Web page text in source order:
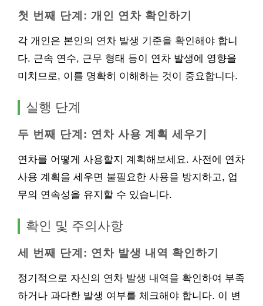
첫 번째 단계: 개인 연차 확인하기
각 개인은 본인의 연차 발생 기준을 확인해야 합니
다. 근속 연수, 근무 형태 등이 연차 발생에 영향을
미치므로, 이를 명확히 이해하는 것이 중요합니다.
실행 단계
두 번째 단계: 연차 사용 계획 세우기
연차를 어떻게 사용할지 계획해보세요. 사전에 연차
사용 계획을 세우면 불필요한 사용을 방지하고, 업
무의 연속성을 유지할 수 있습니다.
확인 및 주의사항
세 번째 단계: 연차 발생 내역 확인하기
정기적으로 자신의 연차 발생 내역을 확인하여 부족
하거나 과다한 발생 여부를 체크해야 합니다. 이 변